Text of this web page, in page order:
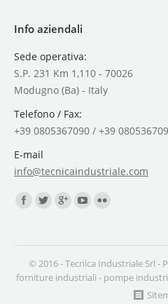
Info aziendali
Sede operativa:
S.P. 231 Km 1,110 - 70026
Modugno (Ba) - Italy
Telefono / Fax:
+39 0805367090 / +39
E-mail
info@tecnicaindustriale.com
Find us on:
© 2016 - Tecnica Industriale Srl -
forniture industriali - pompe